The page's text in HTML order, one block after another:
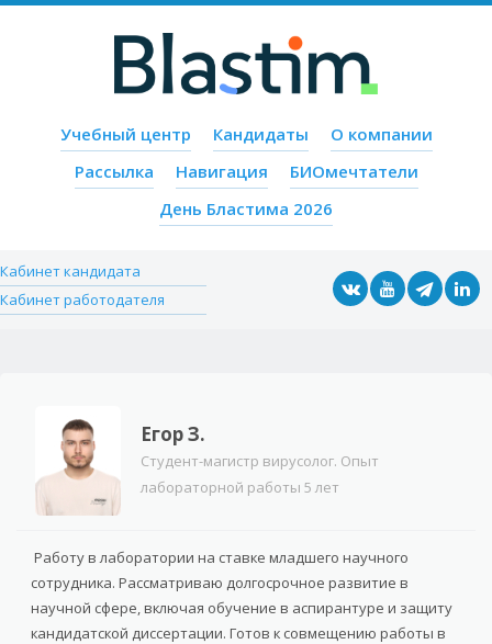
Меню
Пропустить содержимое
Учебный центр Кандидаты
О компании
Рассылка
Навигация
БИОмечтатели
День Бластима 2026
Кабинет кандидата
Кабинет работодателя
Егор З.
Студент-магистр вирусолог. Опыт
лабораторной работы 5 лет
Работу в лаборатории на ставке младшего научного
сотрудника. Рассматриваю долгосрочное развитие в
научной сфере, включая обучение в аспирантуре и защиту
кандидатской диссертации. Готов к совмещению работы в